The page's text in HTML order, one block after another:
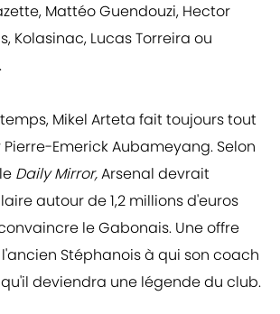
Mattéo Guendouzi, Hector
Kolasinac, Lucas Torreira ou
Mikel Arteta fait toujours tout
Emerick Aubameyang. Selon
Daily Mirror,Arsenal devrait
autour de 1,2 millions d'euros
le Gabonais. Une offre
Stéphanois à qui son coach
deviendra une légende du club.